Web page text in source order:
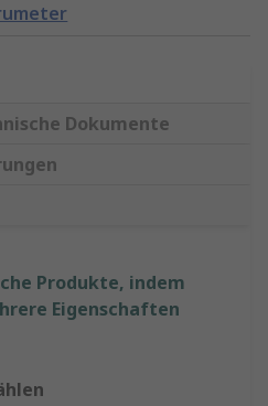
Dokumente
Produkte, indem
Eigenschaften